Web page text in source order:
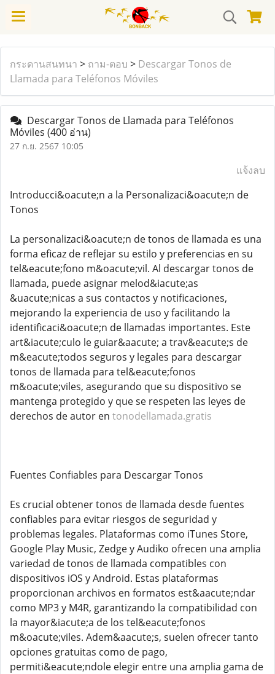
กระดานสนทนา > ถาม-ตอบ > Descargar Tonos de
Llamada para Teléfonos Móviles
Descargar Tonos de Llamada para Teléfonos
Móviles (400 อ่าน)
27 ก.ย. 2567 10:05
แจ้งลบ
Introducci&oacute;n a la Personalizaci&oacute;n de
Tonos
La personalizaci&oacute;n de tonos de llamada es una
forma eficaz de reflejar su estilo y preferencias en su
tel&eacute;fono m&oacute;vil. Al descargar tonos de
llamada, puede asignar melod&iacute;as
&uacute;nicas a sus contactos y notificaciones,
mejorando la experiencia de uso y facilitando la
identificaci&oacute;n de llamadas importantes. Este
art&iacute;culo le guiar&aacute; a trav&eacute;s de
m&eacute;todos seguros y legales para descargar
tonos de llamada para tel&eacute;fonos
m&oacute;viles, asegurando que su dispositivo se
mantenga protegido y que se respeten las leyes de
derechos de autor en tonodellamada.gratis
Fuentes Confiables para Descargar Tonos
Es crucial obtener tonos de llamada desde fuentes
confiables para evitar riesgos de seguridad y
problemas legales. Plataformas como iTunes Store,
Google Play Music, Zedge y Audiko ofrecen una amplia
variedad de tonos de llamada compatibles con
dispositivos iOS y Android. Estas plataformas
proporcionan archivos en formatos est&aacute;ndar
como MP3 y M4R, garantizando la compatibilidad con
la mayor&iacute;a de los tel&eacute;fonos
m&oacute;viles. Adem&aacute;s, suelen ofrecer tanto
opciones gratuitas como de pago,
permiti&eacute;ndole elegir entre una amplia gama de